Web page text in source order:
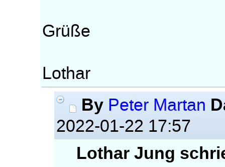
Grüße
Lothar
By Peter Martan
2022-01-22 17:57
Lothar Jung